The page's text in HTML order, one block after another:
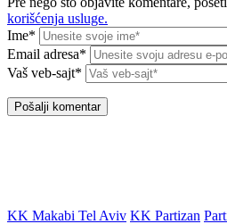
korišćenja usluge.
Ime*
Email adresa*
Vaš veb-sajt*
KK Makabi Tel Aviv KK Partizan